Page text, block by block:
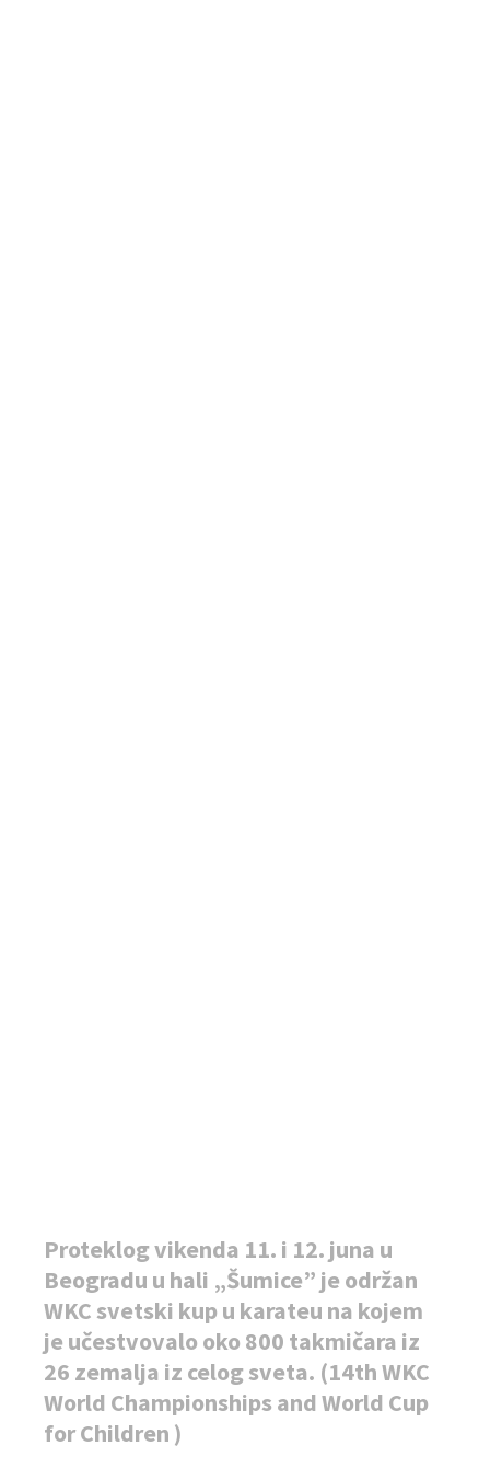
Proteklog vikenda 11. i 12. juna u
Beogradu u hali „Šumice” je održan
WKC svetski kup u karateu na kojem
je učestvovalo oko 800 takmičara iz
26 zemalja iz celog sveta. (14th WKC
World Championships and World Cup
for Children )